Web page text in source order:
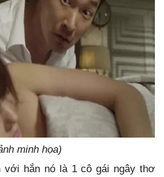
minh họa)
với hắn nó là 1 cô gái ngây thơ